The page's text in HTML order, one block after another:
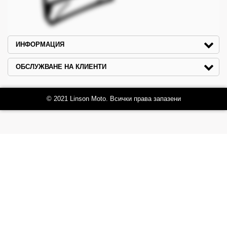
ИНФОРМАЦИЯ
ОБСЛУЖВАНЕ НА КЛИЕНТИ
© 2021 Linson Moto. Всички права запазени